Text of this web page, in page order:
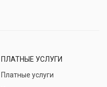
ПЛАТНЫЕ УСЛУГИ
Платные услуги